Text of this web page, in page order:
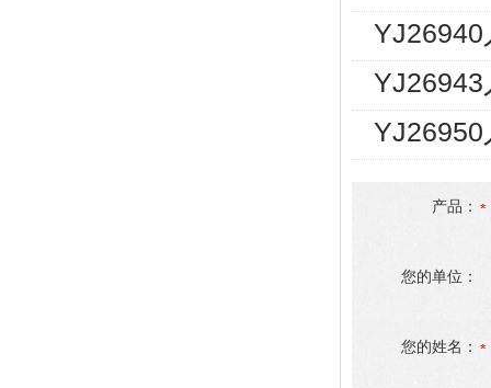
YJ26940
YJ26943
YJ26950
产品：
您的单位：
您的姓名：